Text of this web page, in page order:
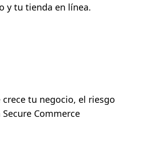
y tu tienda en línea.
crece tu negocio, el riesgo
Commerce